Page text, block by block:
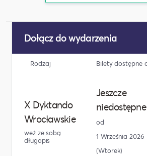
Dołącz do wydarzenia
Rodzaj Bilety dostępne
X Dyktando
Wrocławskie
weź ze sobą
długopis
Jeszcze
niedostępne
od
1 Września 2026
(Wtorek)